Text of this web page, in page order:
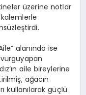
üzerine notlar
kalemlerle
.
alanında ise
vurguyapan
aile bireylerine
, ağacın
kullanılarak güçlü